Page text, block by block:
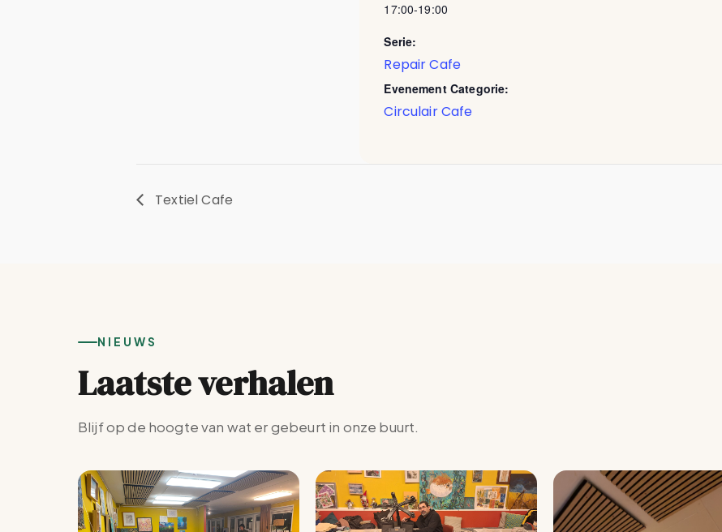
17:00-19:00
Serie:
Repair Cafe
Evenement Categorie:
Circulair Cafe
Textiel Cafe
NIEUWS
Laatste verhalen
Blijf op de hoogte van wat er gebeurt in onze buurt.